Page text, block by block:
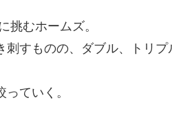
挑むホームズ。
刺すものの、ダブル、トリ
ていく。